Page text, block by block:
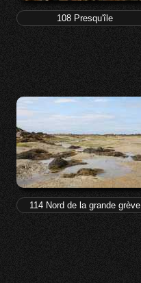
108 Presqu'île
114 Nord de la grande grève